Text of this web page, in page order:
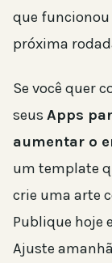
que funcionou
próxima
Se você quer
seus Apps
aumentar o
um template
crie uma arte
Publique hoje
Ajuste